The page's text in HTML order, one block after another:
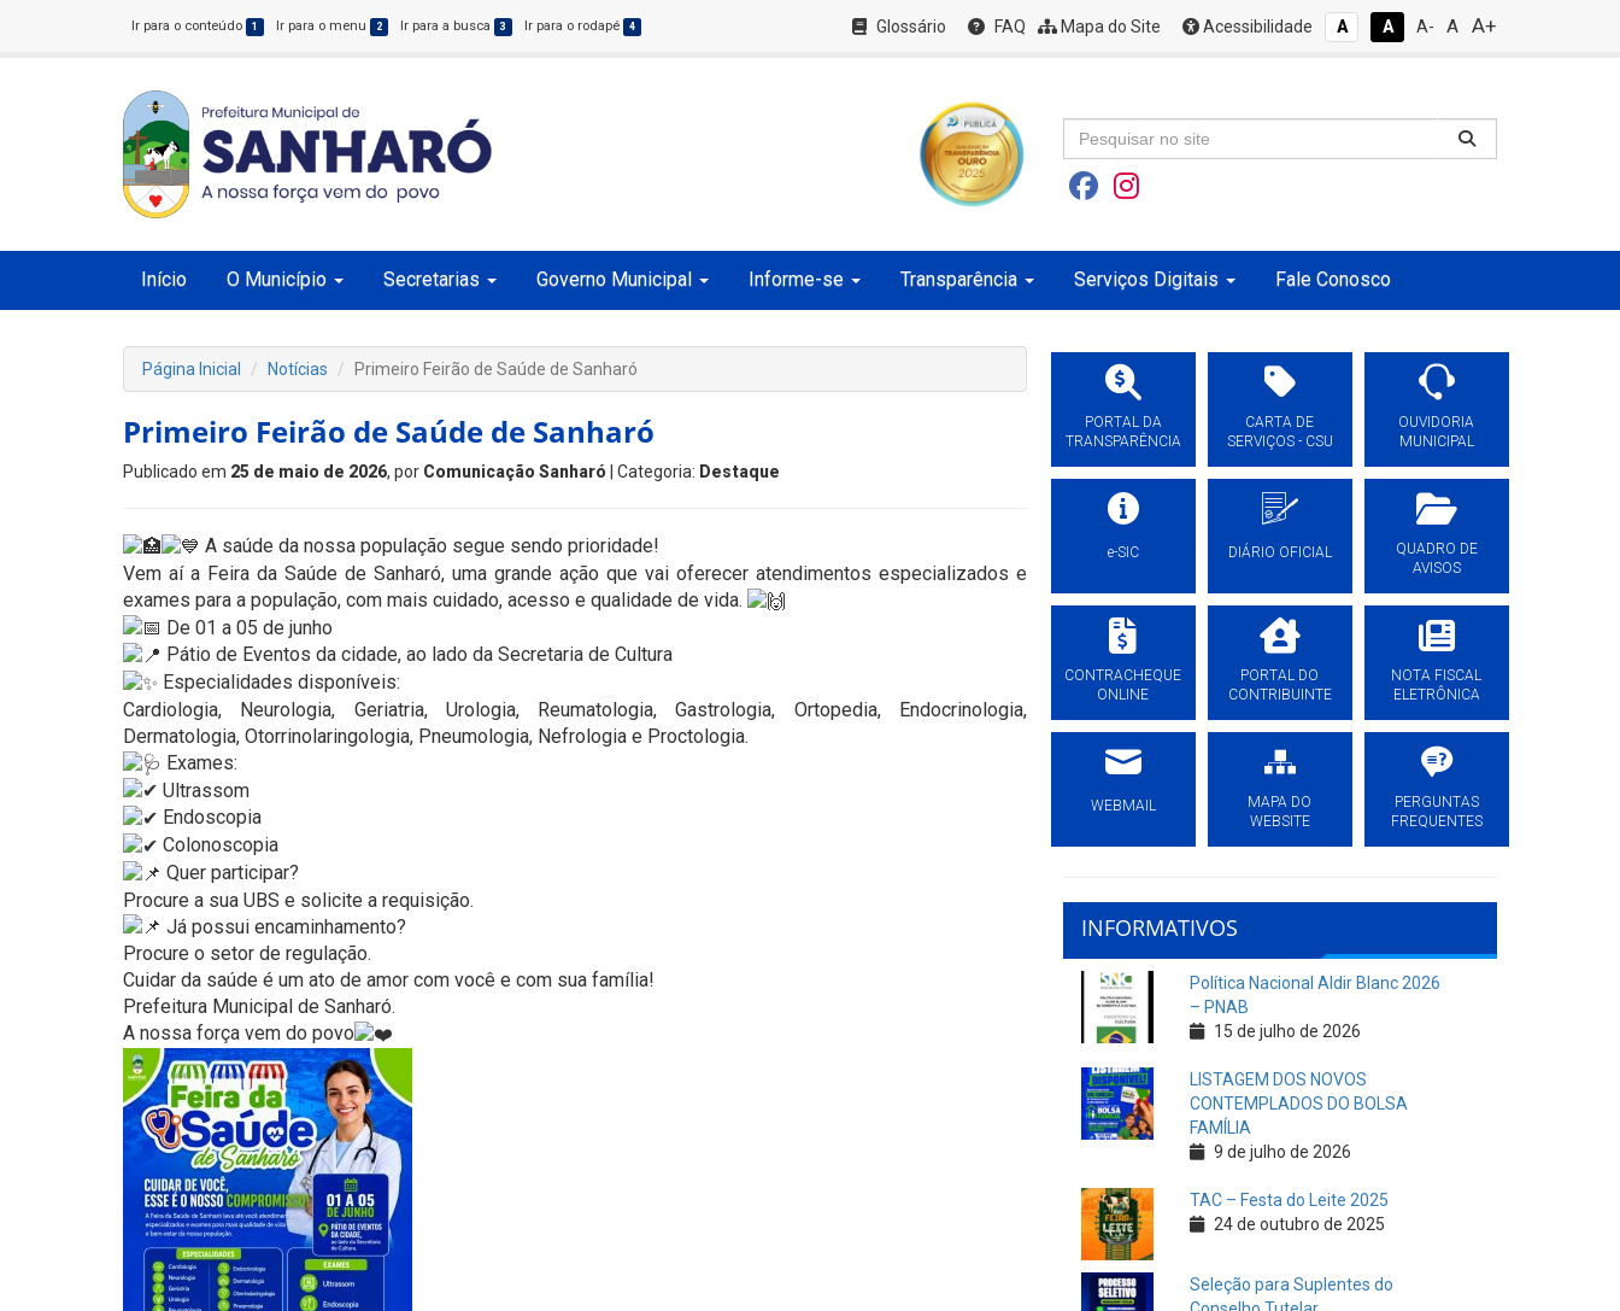
Ir para o conteúdo 1 Ir para o menu 2 Ir para a busca 3 Ir para o rodapé 4 Glossário FAQ Mapa do Site Acessibilidade A A A- A A+
Início O Município Secretarias Governo Municipal Informe-se Transparência Serviços Digitais Fale Conosco
Página Inicial Notícias Primeiro Feirão de Saúde de Sanharó
Primeiro Feirão de Saúde de Sanharó
Publicado em 25 de maio de 2026, por Comunicação Sanharó | Categoria: Destaque
A saúde da nossa população segue sendo prioridade!
Vem aí a Feira da Saúde de Sanharó, uma grande ação que vai oferecer atendimentos especializados e
exames para a população, com mais cuidado, acesso e qualidade de vida.
De 01 a 05 de junho
Pátio de Eventos da cidade, ao lado da Secretaria de Cultura
Especialidades disponíveis:
Cardiologia, Neurologia, Geriatria, Urologia, Reumatologia, Gastrologia, Ortopedia, Endocrinologia,
Dermatologia, Otorrinolaringologia, Pneumologia, Nefrologia e Proctologia.
Exames:
Ultrassom
Endoscopia
Colonoscopia
Quer participar?
Procure a sua UBS e solicite a requisição.
Já possui encaminhamento?
Procure o setor de regulação.
Cuidar da saúde é um ato de amor com você e com sua família!
Prefeitura Municipal de Sanharó.
A nossa força vem do povo
PORTAL DA
TRANSPARÊNCIA
CARTA DE
SERVIÇOS - CSU
OUVIDORIA
MUNICIPAL
e-SIC DIÁRIO OFICIAL
QUADRO DE
AVISOS
CONTRACHEQUE
ONLINE
PORTAL DO
CONTRIBUINTE
NOTA FISCAL
ELETRÔNICA
WEBMAIL
MAPA DO
WEBSITE
PERGUNTAS
FREQUENTES
INFORMATIVOS
Política Nacional Aldir Blanc 2026
– PNAB
15 de julho de 2026
LISTAGEM DOS NOVOS
CONTEMPLADOS DO BOLSA
FAMÍLIA
9 de julho de 2026
TAC – Festa do Leite 2025
24 de outubro de 2025
Seleção para Suplentes do